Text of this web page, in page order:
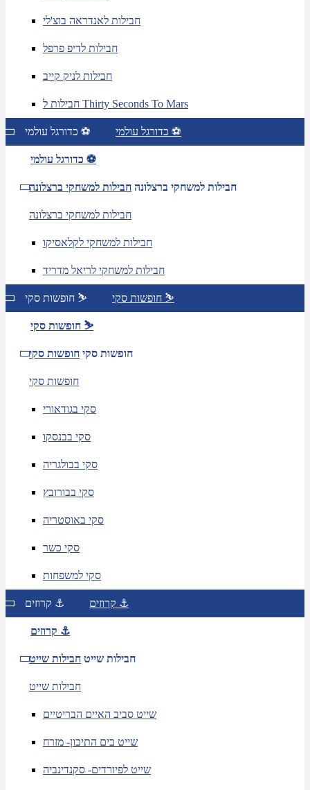
חבילות לאנדראה בוצ'לי
חבילות לדיפ פרפל
חבילות לניק קייב
חבילות ל Thirty Seconds To Mars
כדורגל עולמי ⚽ כדורגל עולמי ⚽
כדורגל עולמי ⚽
חבילות למשחקי ברצלונה חבילות למשחקי ברצלונה
חבילות למשחקי ברצלונה
חבילות למשחקי לקלאסיקו
חבילות למשחקי לריאל מדריד
חופשות סקי ⛷️ חופשות סקי ⛷️
חופשות סקי ⛷️
חופשות סקי חופשות סקי
חופשות סקי
סקי בגודאורי
סקי בבנסקו
סקי בבולגריה
סקי בבורובץ
סקי באוסטריה
סקי כשר
סקי למשפחות
קרוזים ⚓ קרוזים ⚓
קרוזים ⚓
חבילות שייט חבילות שייט
חבילות שייט
שייט סביב האיים הבריטיים
שייט בים התיכון- מזרח
שייט לפיורדים- סקנדינביה